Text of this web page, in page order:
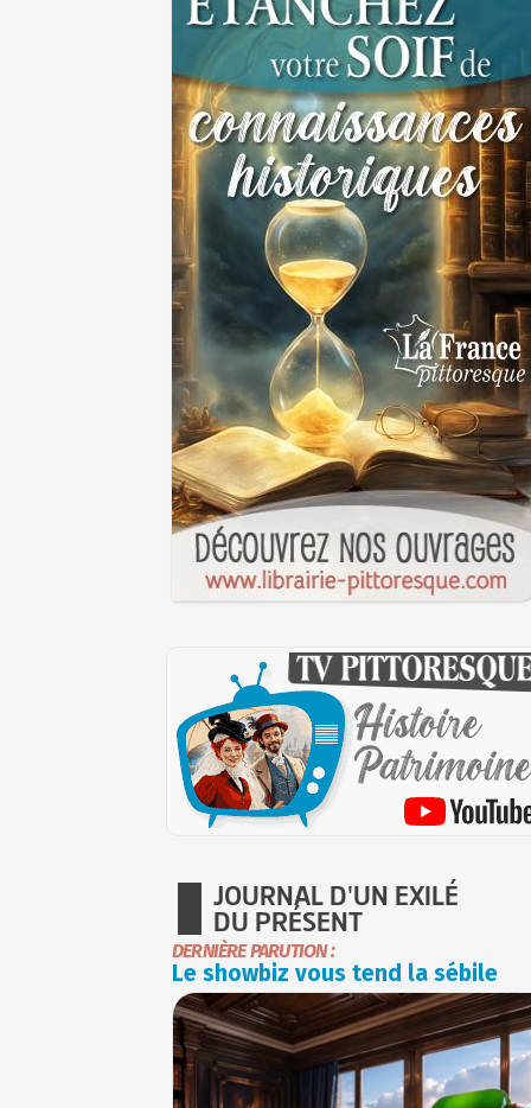
JOURNAL D'UN EXILÉ
DU PRÉSENT
DERNIÈRE PARUTION :
Le showbiz vous tend la sébile